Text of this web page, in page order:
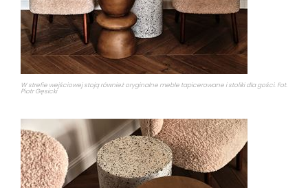
W strefie wejściowej stoją również oryginalne meble tapicerowane i stoliki dla gości. Fot.
Piotr Gęsicki